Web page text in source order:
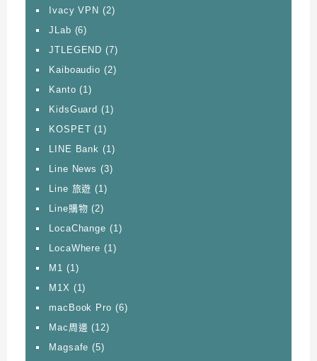
Ivacy VPN (2)
JLab (6)
JTLEGEND (7)
Kaiboaudio (2)
Kanto (1)
KidsGuard (1)
KOSPET (1)
LINE Bank (1)
Line News (3)
Line 旅遊 (1)
Line購物 (2)
LocaChange (1)
LocaWhere (1)
M1 (1)
M1X (1)
macBook Pro (6)
Mac周邊 (12)
Magsafe (5)